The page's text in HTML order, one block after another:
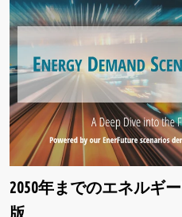
2050年までのエネルギ
版